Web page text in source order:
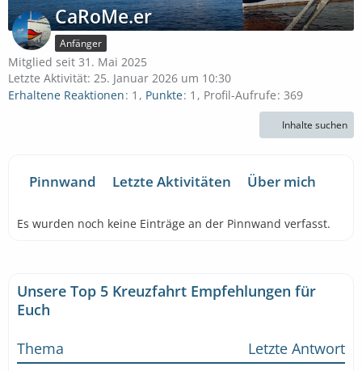
CaRoMe.er
Anfänger
Mitglied seit 31. Mai 2025
Letzte Aktivität: 25. Januar 2026 um 10:30
Erhaltene Reaktionen 1 Punkte 1 Profil-Aufrufe 369
Inhalte suchen
Pinnwand Letzte Aktivitäten Über mich
Es wurden noch keine Einträge an der Pinnwand verfasst.
Unsere Top 5 Kreuzfahrt Empfehlungen für
Euch
Thema
Letzte Antwort